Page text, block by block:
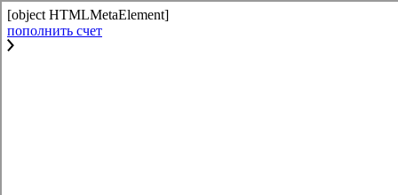
[object HTMLMetaElement]
пополнить счет